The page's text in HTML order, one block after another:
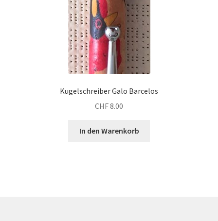
Kugelschreiber Galo Barcelos
CHF8.00
In den Warenkorb